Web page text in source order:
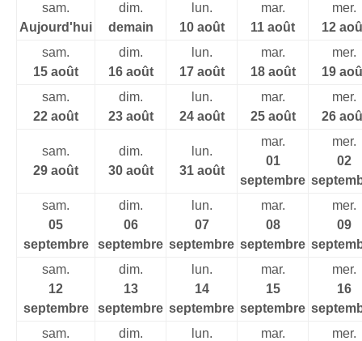
sam.
Aujourd'hui
dim.
demain
lun.
10 août
mar.
11 août
mer.
12
sam.
15 août
dim.
16 août
lun.
17 août
mar.
18 août
mer.
19
sam.
22 août
dim.
23 août
lun.
24 août
mar.
25 août
mer.
26
sam.
29 août
dim.
30 août
lun.
31 août
mar.
01
septembre
mer.
02
sam.
05
septembre
dim.
06
septembre
lun.
07
septembre
mar.
08
septembre
mer.
09
sam.
12
septembre
dim.
13
septembre
lun.
14
septembre
mar.
15
septembre
mer.
16
sam.
dim.
lun.
mar.
mer.